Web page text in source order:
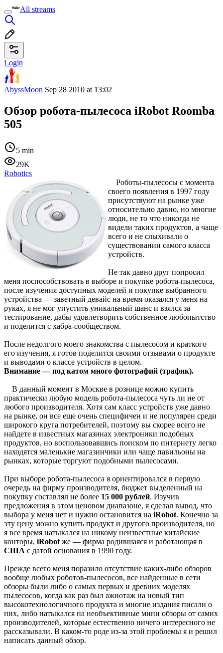
All streams
Login
AbyssMoon Sep 28 2010 at 13:02
Обзор робота-пылесоса iRobot Roomba
505
5 min
29K
Robotics
Роботы-пылесосы с момента
своего появления в 1997 году
присутствуют на рынке уже
относительно давно, но многие
люди, не то что никогда не
видели таких продуктов, а чаще
всего и не слыхивали о
существовании самого класса
устройств.
Не так давно друг попросил
меня поспособствовать в выборе и покупке робота-пылесоса,
после изучения доступных моделей и покупке выбранного
устройства — заветный девайс на время оказался у меня на
руках, я не мог упустить уникальный шанс и взялся за
тестирование, дабы удовлетворить собственное любопытство
и поделится с хабра-сообществом.
После недолгого моего знакомства с пылесосом и краткого
его изучения, я готов поделится своими отзывами о продукте
и выводами о классе устройств в целом.
Внимание — под катом много фотографий (трафик).
В данный момент в Москве в рознице можно купить
практически любую модель робота-пылесоса чуть ли не от
любого производителя. Хотя сам класс устройств уже давно
на рынке, он все еще очень специфичен и не популярен среди
широкого круга потребителей, поэтому вы скорее всего не
найдете в известных магазинах электроники подобных
продуктов, но воспользовавшись поиском по интернету легко
находятся маленькие магазинчики или чаще павильоны на
рынках, которые торгуют подобными пылесосами.
При выборе робота-пылесоса я ориентировался в первую
очередь на фирму производителя, бюджет выделенный на
покупку составлял не более 15 000 рублей. Изучив
предложения в этом ценовом диапазоне, я сделал вывод, что
выбора у меня нет и нужно остановится на iRobot. Конечно за
эту цену можно купить продукт и другого производителя, но
я все время натыкался на никому неизвестные китайские
конторы, iRobot же — фирма родившаяся и работающая в
США с датой основания в 1990 году.
Прежде всего меня поразило отсутствие каких-либо обзоров
вообще любых роботов-пылесосов, все найденные в сети
обзоры были либо о самых первых и древних моделях
пылесосов, когда как раз был ажиотаж на новый тип
высокотехнологичного продукта и многие издания писали о
них, либо натыкался на необъективные мини обзоры от самих
производителей, которые естественно ничего интересного не
рассказывали. В каком-то роде из-за этой проблемы я и решил
написать данный обзор.